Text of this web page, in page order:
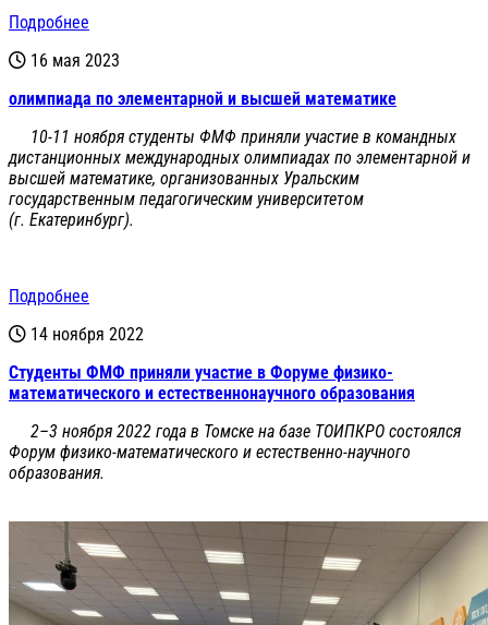
Подробнее
16 мая 2023
олимпиада по элементарной и высшей математике
10-11 ноября студенты ФМФ приняли участие в командных
дистанционных международных олимпиадах по элементарной и
высшей математике, организованных Уральским
государственным педагогическим университетом
(г. Екатеринбург).
Подробнее
14 ноября 2022
Студенты ФМФ приняли участие в Форуме физико-
математического и естественнонаучного образования
2–3 ноября 2022 года в Томске на базе ТОИПКРО состоялся
Форум физико-математического и естественно-научного
образования.